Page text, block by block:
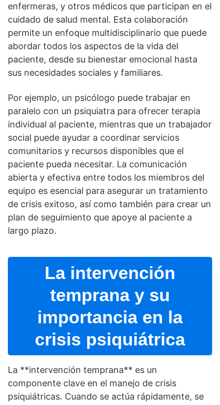
enfermeras, y otros médicos que participan en el
cuidado de salud mental. Esta colaboración
permite un enfoque multidisciplinario que puede
abordar todos los aspectos de la vida del
paciente, desde su bienestar emocional hasta
sus necesidades sociales y familiares.
Por ejemplo, un psicólogo puede trabajar en
paralelo con un psiquiatra para ofrecer terapia
individual al paciente, mientras que un trabajador
social puede ayudar a coordinar servicios
comunitarios y recursos disponibles que el
paciente pueda necesitar. La comunicación
abierta y efectiva entre todos los miembros del
equipo es esencial para asegurar un tratamiento
de crisis exitoso, así­ como también para crear un
plan de seguimiento que apoye al paciente a
largo plazo.
La intervención
temprana y su
importancia en la
crisis psiquiátrica
La **intervención temprana** es un
componente clave en el manejo de crisis
psiquiátricas. Cuando se actúa rápidamente, se